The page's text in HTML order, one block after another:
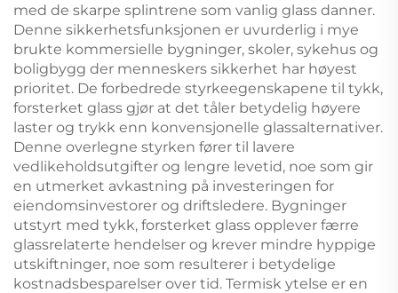
med de skarpe splintrene som vanlig glass danner.
Denne sikkerhetsfunksjonen er uvurderlig i mye
brukte kommersielle bygninger, skoler, sykehus og
boligbygg der menneskers sikkerhet har høyest
prioritet. De forbedrede styrkeegenskapene til tykk,
forsterket glass gjør at det tåler betydelig høyere
laster og trykk enn konvensjonelle glassalternativer.
Denne overlegne styrken fører til lavere
vedlikeholdsutgifter og lengre levetid, noe som gir
en utmerket avkastning på investeringen for
eiendomsinvestorer og driftsledere. Bygninger
utstyrt med tykk, forsterket glass opplever færre
glassrelaterte hendelser og krever mindre hyppige
utskiftninger, noe som resulterer i betydelige
kostnadsbesparelser over tid. Termisk ytelse er en